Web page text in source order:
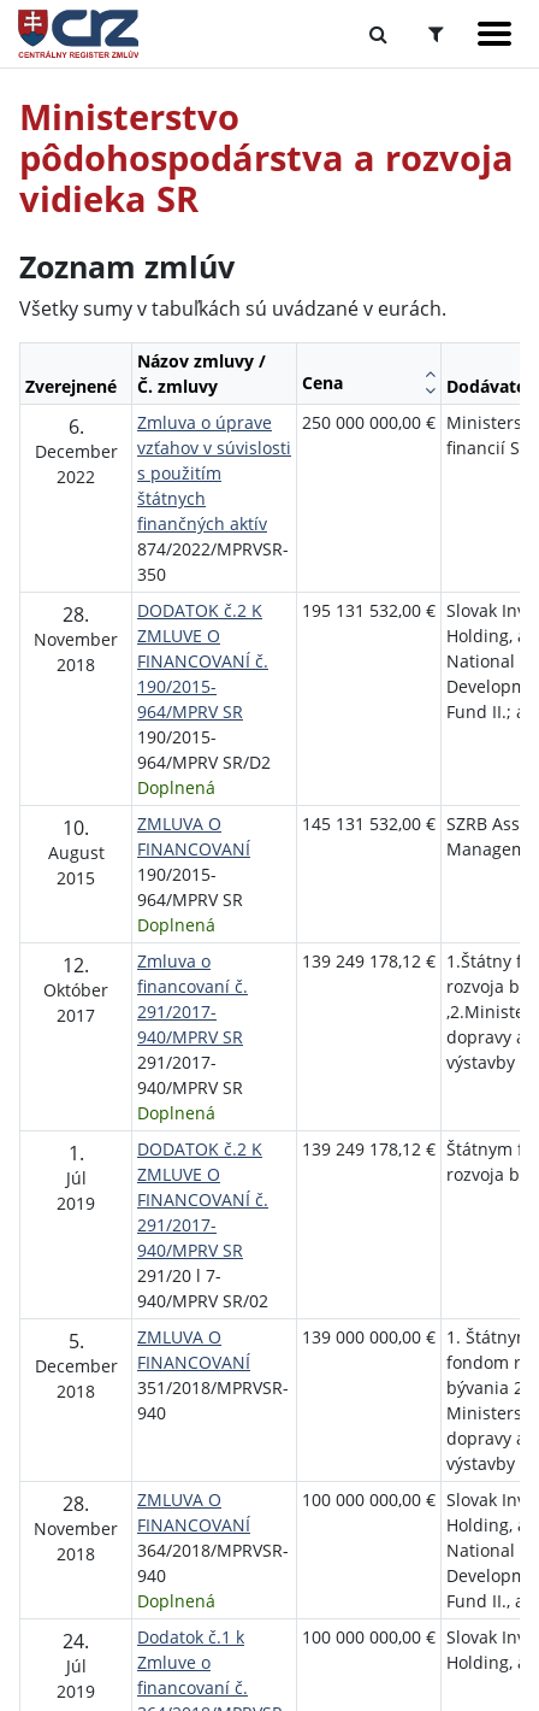
Ministerstvo
pôdohospodárstva a rozvoja
vidieka SR
Zoznam zmlúv
Všetky sumy v tabuľkách sú uvádzané v eurách.
Zverejnené
Názov zmluvy /
Č. zmluvy
Cena Dodávateľ
6.
December
2022
Zmluva o úprave
vzťahov v súvislosti
s použitím
štátnych
finančných aktív
874/2022/MPRVSR-
350
250 000 000,00 €
financií SR
28.
November
2018
DODATOK č.2 K
ZMLUVE O
FINANCOVANÍ č.
190/2015-
964/MPRV SR
190/2015-
964/MPRV SR/D2
Doplnená
195 131 532,00 € Slovak
Holding, a.
National
Fund II.;
10.
August
2015
ZMLUVA O
FINANCOVANÍ
190/2015-
964/MPRV SR
Doplnená
145 131 532,00 € SZRB Asset
12.
Október
2017
Zmluva o
financovaní č.
291/2017-
940/MPRV SR
291/2017-
940/MPRV SR
Doplnená
139 249 178,12 € 1.Štátny
rozvoja
dopravy a
výstavby SR
1.
Júl
2019
DODATOK č.2 K
ZMLUVE O
FINANCOVANÍ č.
291/2017-
940/MPRV SR
291/20 l 7-
940/MPRV SR/02
139 249 178,12 € Štátnym
rozvoja
5.
December
2018
ZMLUVA O
FINANCOVANÍ
351/2018/MPRVSR-
940
139 000 000,00 € 1. Štátnym
fondom
bývania 2.
dopravy a
výstavby SR
28.
November
2018
ZMLUVA O
FINANCOVANÍ
364/2018/MPRVSR-
940
Doplnená
100 000 000,00 € Slovak
Holding, a.
National
Fund II.,
24.
Júl
2019
Dodatok č.1 k
Zmluve o
financovaní č.
100 000 000,00 € Slovak
Holding,